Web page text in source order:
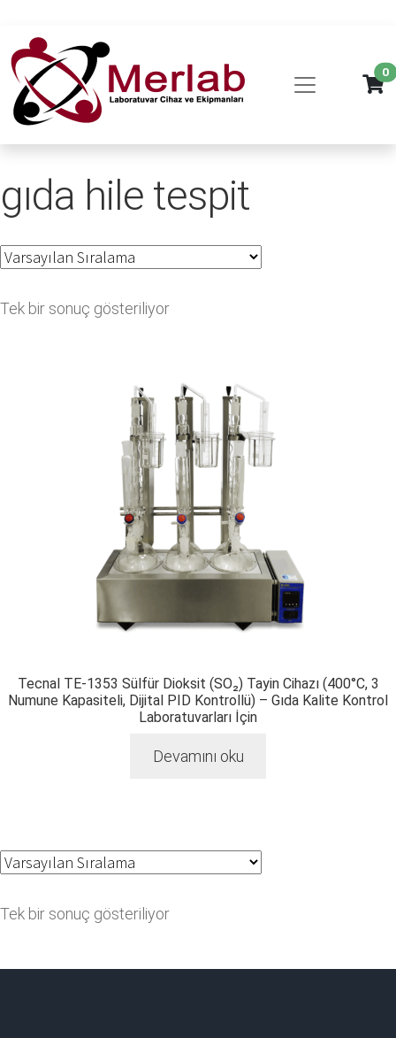
0
gıda hile tespit
Tek bir sonuç gösteriliyor
Tecnal TE-1353 Sülfür Dioksit (SO₂) Tayin Cihazı (400°C, 3
Numune Kapasiteli, Dijital PID Kontrollü) – Gıda Kalite Kontrol
Laboratuvarları İçin
Devamını oku
Tek bir sonuç gösteriliyor